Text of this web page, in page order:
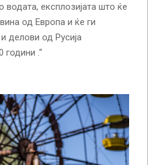
водата, експлозијата што ќе
од Европа и ќе ги
делови од Русија
години .“